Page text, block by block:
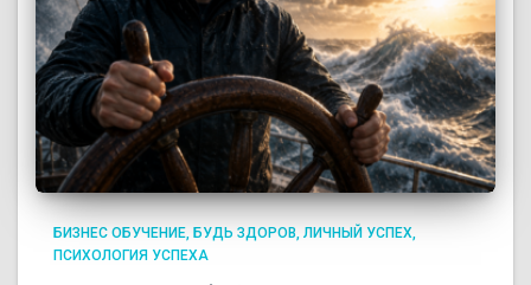
БИЗНЕС ОБУЧЕНИЕ БУДЬ ЗДОРОВ ЛИЧНЫЙ УСПЕХ
ПСИХОЛОГИЯ УСПЕХА